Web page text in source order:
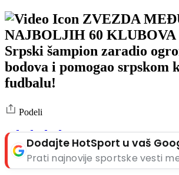
ZVEZDA
NAJBOLJIH 60 KLUBOVA
Srpski šampion zaradio
bodova i pomogao srpskom
fudbalu!
Podeli
Dodajte HotSport u vaš
Prati najnovije sportske vesti